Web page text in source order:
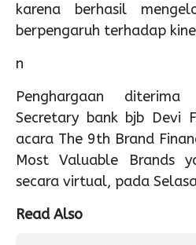
karena berhasil
berpengaruh terhadap
n
Penghargaan
Secretary bank bjb Devi
acara The 9th Brand
Most Valuable Brands
secara virtual, pada
Read Also